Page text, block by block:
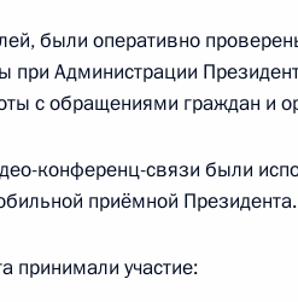
Мансийского
в структуре МВД
были оперативно
при Администрации
с обращениями граждан и
конференц-связи были
приёмной Президента.
принимали участие: